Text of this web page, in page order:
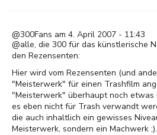
@300Fans am 4. April 2007 - 11:43
@alle, die 300 für das künstlerische
den Rezensenten:
Hier wird vom Rezensenten (und
"Meisterwerk" für einen Trashfilm
"Meisterwerk" überhaupt noch
es eben nicht für Trash verwandt
die auch inhaltlich ein gewisses
Meisterwerk, sondern ein Machwerk ;).